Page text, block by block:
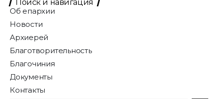
Поиск и навигация
Об епархии
Новости
Архиерей
Благотворительность
Благочиния
Документы
Контакты